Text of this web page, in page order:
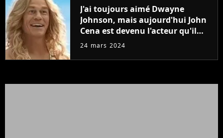
J'ai toujours aimé Dwayne
Johnson, mais aujourd'hui John
Cena est devenu l'acteur qu'il
rêvait d'être (et Ricky Stanicky le
24 mars 2024